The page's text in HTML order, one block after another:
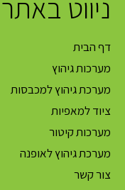
ניווט באתר
דף הבית
מערכות גיהוץ
מערכת גיהוץ למכבסות
ציוד למאפיות
מערכות קיטור
מערכת גיהוץ לאופנה
צור קשר